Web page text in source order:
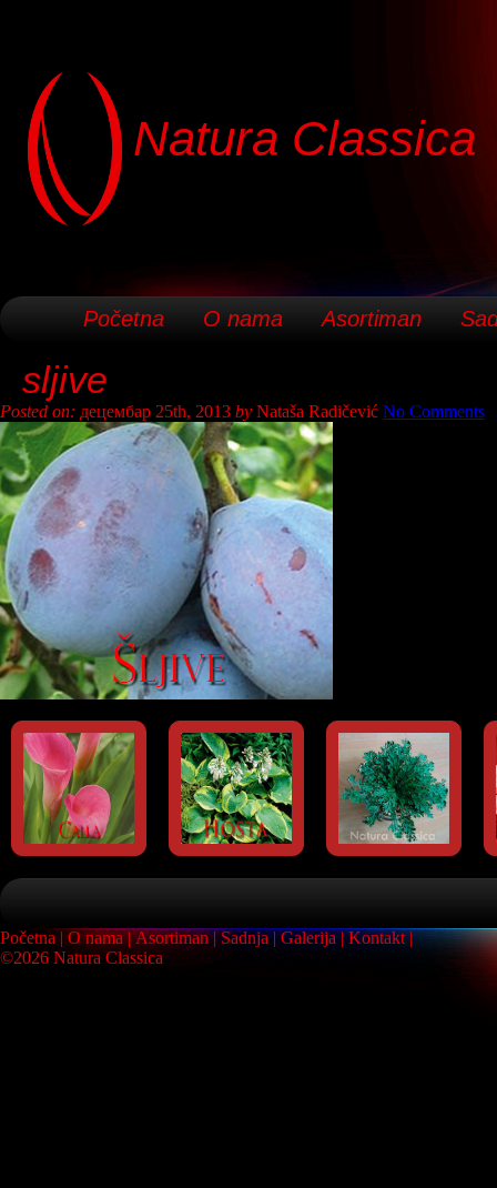
Natura Classica
Početna O nama Asortiman
sljive
Posted on: децембар 25th, 2013 by Nataša Radičević No Comments
Početna O nama Asortiman Sadnja Galerija
Kontakt
©2026 Natura Classica